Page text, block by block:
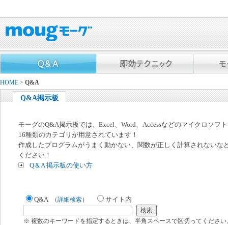
HOME > Q&A
Q&A掲示板
モーグのQ&A掲示板では、Excel、Word、Accessなどのマイクロソフ
16種類のカテゴリが用意されています！
作成したプログラムがうまく動かない、関数が正しく計算されないな
ください！
Q＆A 掲示板の使い方
Q&A （詳細検索） サイト内
※ 複数のキーワードを指定するときは、半角スペースで区切ってください